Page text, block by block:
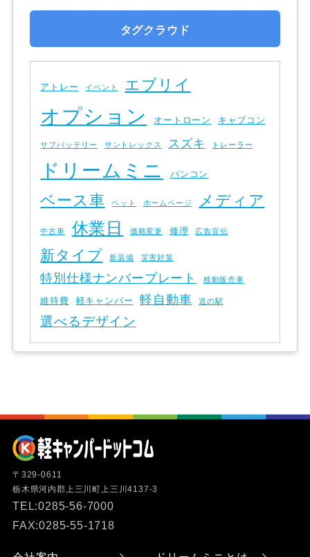
タグクラウド
アトレー イベント エブリイ
オプション オートローン キャブコン
サブバッテリー サントレックス スズキ トレーラー
ドリームミニ バンコン
ベース車 ペット ホームページ メディア
中古車 休業日 価格変更 修理 広告宣伝
新タイプ 新装備 災害対策
特別仕様ナンバープレート 移動販売車
維持費 軽キャンパー 軽自動車 道の駅
選べるデザイン
〒329-0611
栃木県河内郡上三川町上三川4137-3
TEL:0285-56-7000
FAX:0285-55-1718